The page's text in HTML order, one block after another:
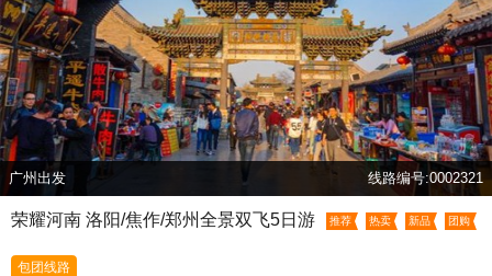
广州出发 线路编号:0002321
荣耀河南 洛阳/焦作/郑州全景双飞5日游 推荐 热卖 新品 团购
包团线路